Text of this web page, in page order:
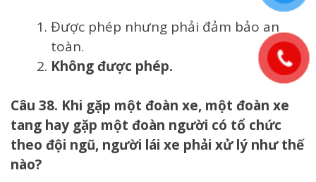
Được phép nhưng phải đảm bảo an
toàn.
Không được phép.
Câu 38. Khi gặp một đoàn xe, một đoàn xe
tang hay gặp một đoàn người có tổ chức
theo đội ngũ, người lái xe phải xử lý như thế
nào?